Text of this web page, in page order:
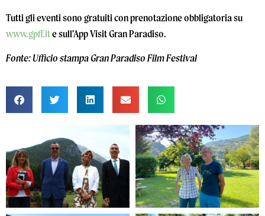
Tutti gli eventi sono gratuiti con prenotazione obbligatoria su
www.gpff.ite sull’App Visit Gran Paradiso.
Fonte: Ufficio stampa Gran Paradiso Film Festival